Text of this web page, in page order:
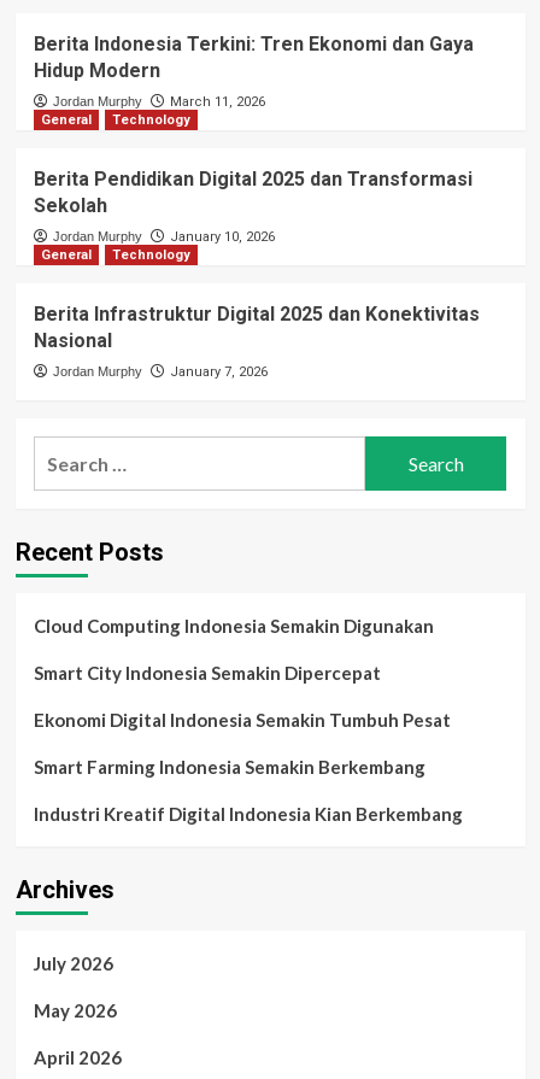
Berita Indonesia Terkini: Tren Ekonomi dan Gaya
Hidup Modern
Jordan Murphy
March 11, 2026
General
Technology
Berita Pendidikan Digital 2025 dan Transformasi
Sekolah
Jordan Murphy
January 10, 2026
General
Technology
Berita Infrastruktur Digital 2025 dan Konektivitas
Nasional
Jordan Murphy January 7, 2026
Recent Posts
Cloud Computing Indonesia Semakin Digunakan
Smart City Indonesia Semakin Dipercepat
Ekonomi Digital Indonesia Semakin Tumbuh Pesat
Smart Farming Indonesia Semakin Berkembang
Industri Kreatif Digital Indonesia Kian Berkembang
Archives
July 2026
May 2026
April 2026